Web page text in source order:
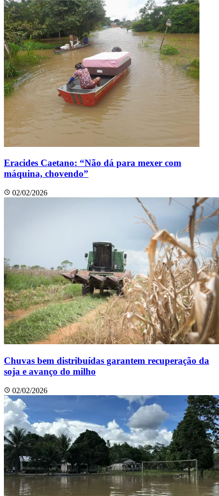
Eracides Caetano: “Não dá para mexer com
máquina, chovendo”
02/02/2026
Chuvas bem distribuídas garantem recuperação da
soja e avanço do milho
02/02/2026